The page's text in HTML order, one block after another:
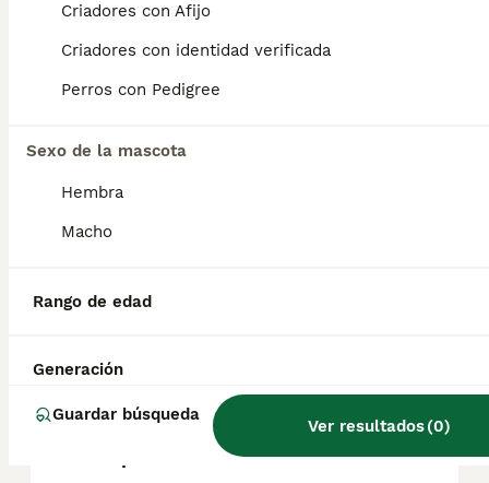
Criadores con Afijo
Criadores con identidad verificada
Perros con Pedigree
Sexo de la mascota
Hembra
Macho
Rango de edad
Generación
Guardar búsqueda
Ver resultados(0)
Relativamente rara , esta raza combina el
encanto clásico del spaniel con la robustez y
versatilidad de un perro de caza
experimentado. De naturaleza trabajadora, el
¿Cuál es la raza de spaniel
más tranquila?
¿Cuánto cuesta un cachorro
de Spaniel Picardo?